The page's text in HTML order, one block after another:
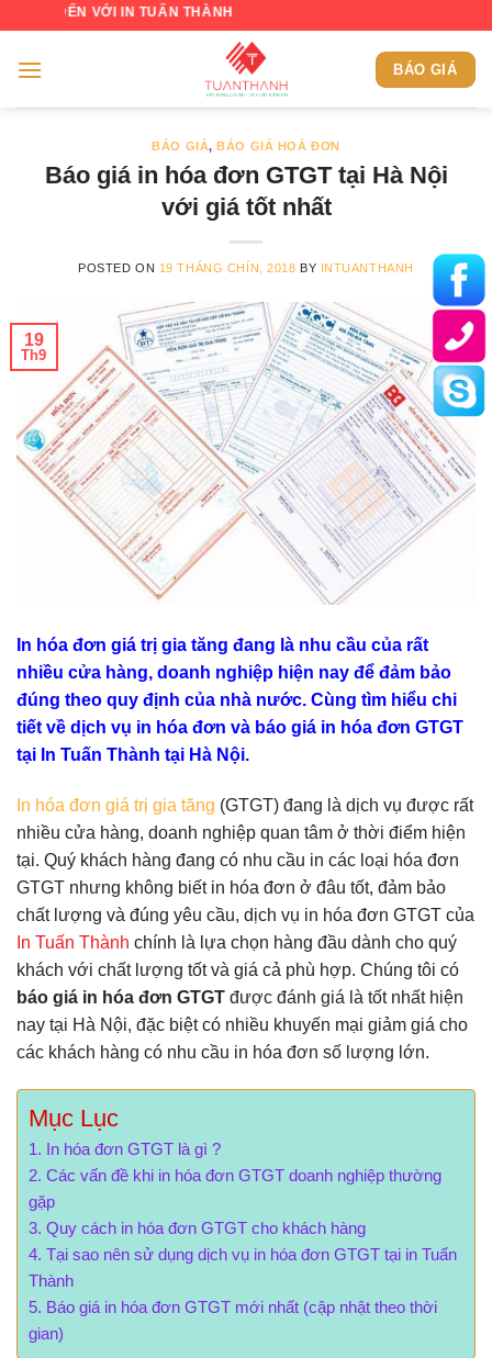
content
VỚI IN TUẤN THÀNH
BÁO GIÁ
BÁO GIÁ,BÁO GIÁ HOÁ ĐƠN
Báo giá in hóa đơn GTGT tại Hà Nội
với giá tốt nhất
POSTED ON 19 THÁNG CHÍN, 2018 BY INTUANTHANH
19
Th9
In hóa đơn giá trị gia tăng đang là nhu cầu của rất
nhiều cửa hàng, doanh nghiệp hiện nay để đảm bảo
đúng theo quy định của nhà nước. Cùng tìm hiểu chi
tiết về dịch vụ in hóa đơn và báo giá in hóa đơn GTGT
tại In Tuấn Thành tại Hà Nội.
In hóa đơn giá trị gia tăng (GTGT) đang là dịch vụ được rất
nhiều cửa hàng, doanh nghiệp quan tâm ở thời điểm hiện
tại. Quý khách hàng đang có nhu cầu in các loại hóa đơn
GTGT nhưng không biết in hóa đơn ở đâu tốt, đảm bảo
chất lượng và đúng yêu cầu, dịch vụ in hóa đơn GTGT của
In Tuấn Thành chính là lựa chọn hàng đầu dành cho quý
khách với chất lượng tốt và giá cả phù hợp. Chúng tôi có
báo giá in hóa đơn GTGT được đánh giá là tốt nhất hiện
nay tại Hà Nội, đặc biệt có nhiều khuyến mại giảm giá cho
các khách hàng có nhu cầu in hóa đơn số lượng lớn.
Mục Lục
In hóa đơn GTGT là gì ?
Các vấn đề khi in hóa đơn GTGT doanh nghiệp thường
gặp
Quy cách in hóa đơn GTGT cho khách hàng
Tại sao nên sử dụng dịch vụ in hóa đơn GTGT tại in Tuấn
Thành
Báo giá in hóa đơn GTGT mới nhất (cập nhật theo thời
gian)